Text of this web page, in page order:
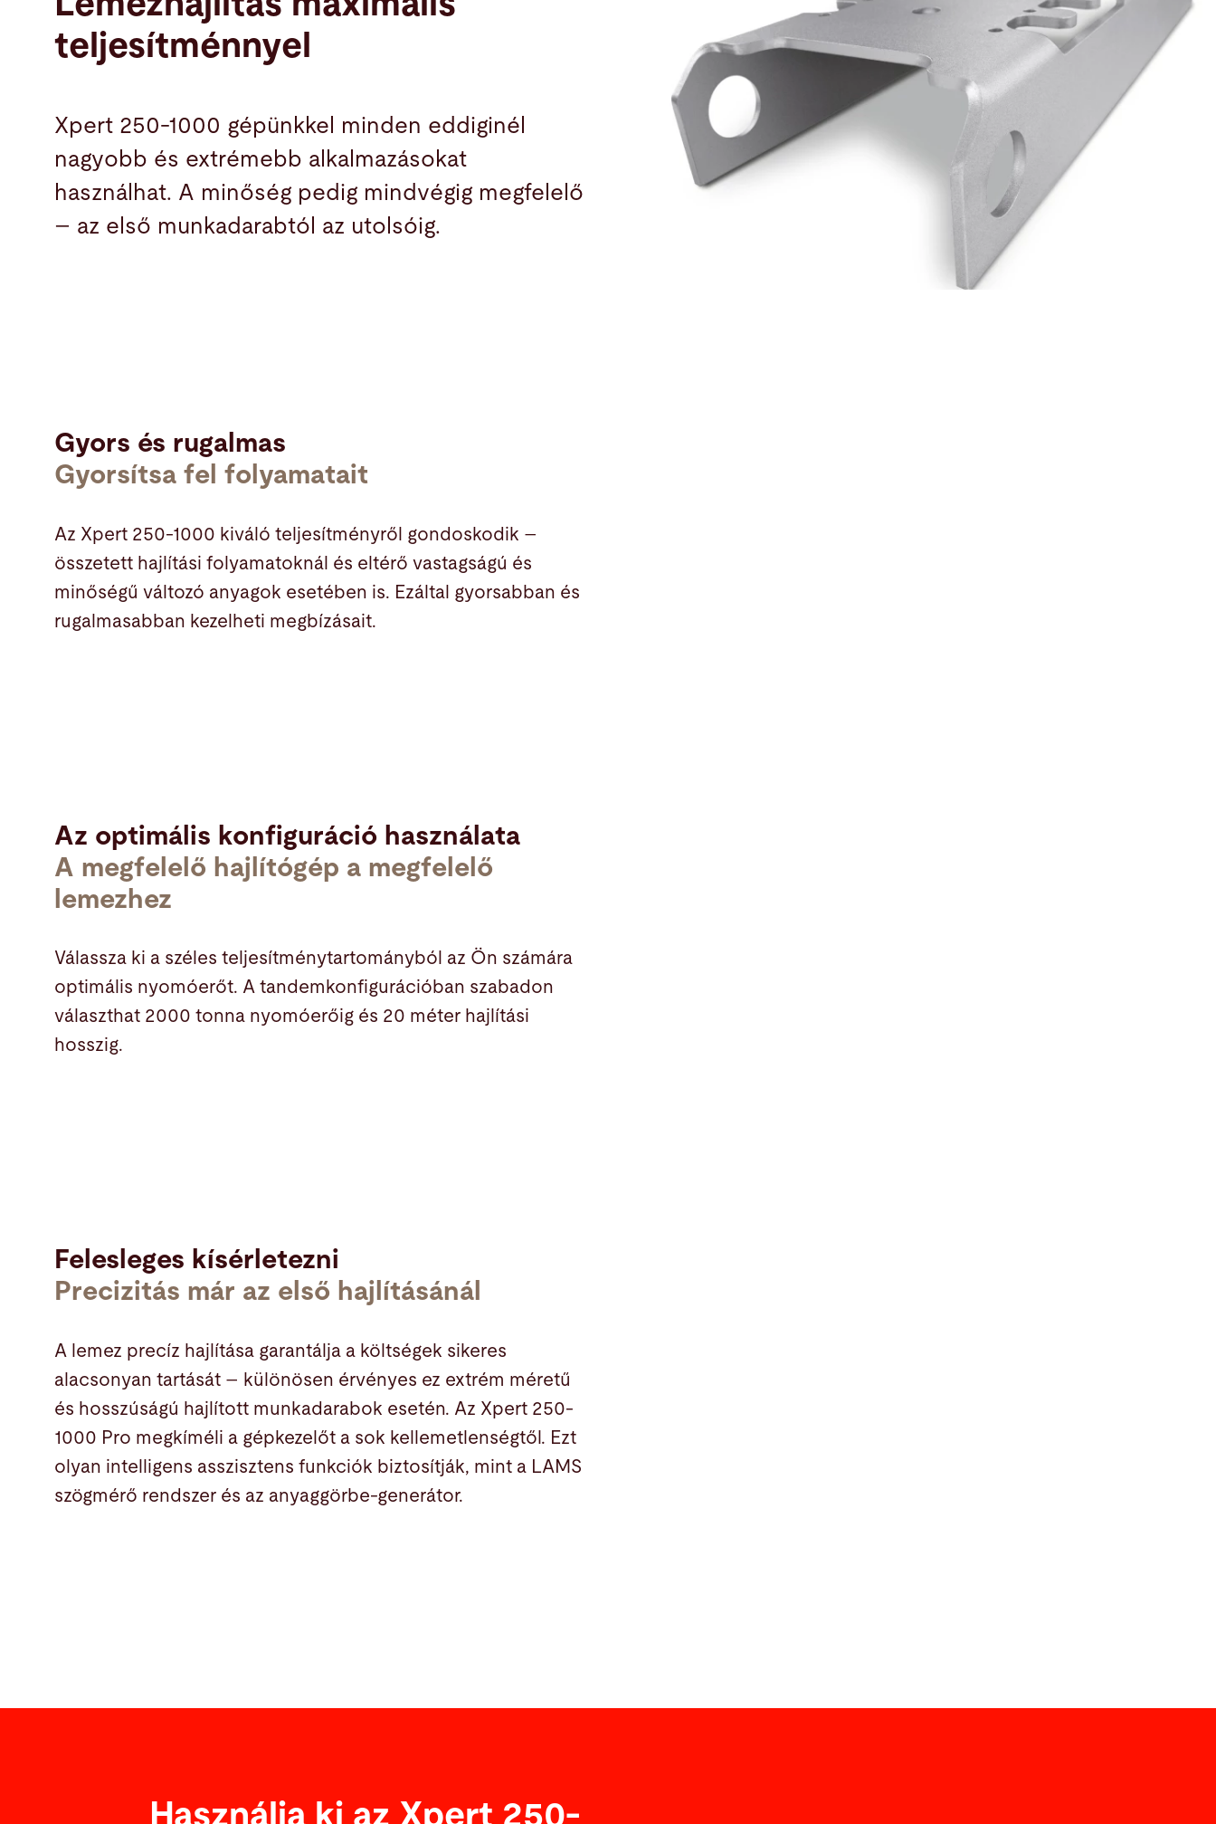
teljesítménnyel
Xpert 250-1000 gépünkkel minden eddiginél
nagyobb és extrémebb alkalmazásokat
használhat. A minőség pedig mindvégig megfelelő
– az első munkadarabtól az utolsóig.
Gyors és rugalmas
Gyorsítsa fel folyamatait
Az Xpert 250-1000 kiváló teljesítményről gondoskodik –
összetett hajlítási folyamatoknál és eltérő vastagságú és
minőségű változó anyagok esetében is. Ezáltal gyorsabban és
rugalmasabban kezelheti megbízásait.
Az optimális konfiguráció használata
A megfelelő hajlítógép a megfelelő
lemezhez
Válassza ki a széles teljesítménytartományból az Ön számára
optimális nyomóerőt. A tandemkonfigurációban szabadon
választhat 2000 tonna nyomóerőig és 20 méter hajlítási
hosszig.
Felesleges kísérletezni
Precizitás már az első hajlításánál
A lemez precíz hajlítása garantálja a költségek sikeres
alacsonyan tartását – különösen érvényes ez extrém méretű
és hosszúságú hajlított munkadarabok esetén. Az Xpert 250-
1000 Pro megkíméli a gépkezelőt a sok kellemetlenségtől. Ezt
olyan intelligens asszisztens funkciók biztosítják, mint a LAMS
szögmérő rendszer és az anyaggörbe-generátor.
Használja ki az Xpert 250-